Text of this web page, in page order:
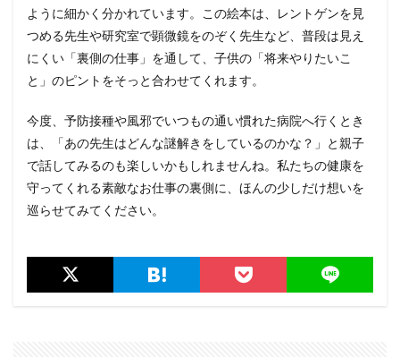
ように細かく分かれています。この絵本は、レントゲンを見
つめる先生や研究室で顕微鏡をのぞく先生など、普段は見え
にくい「裏側の仕事」を通して、子供の「将来やりたいこ
と」のピントをそっと合わせてくれます。
今度、予防接種や風邪でいつもの通い慣れた病院へ行くとき
は、「あの先生はどんな謎解きをしているのかな？」と親子
で話してみるのも楽しいかもしれませんね。私たちの健康を
守ってくれる素敵なお仕事の裏側に、ほんの少しだけ想いを
巡らせてみてください。